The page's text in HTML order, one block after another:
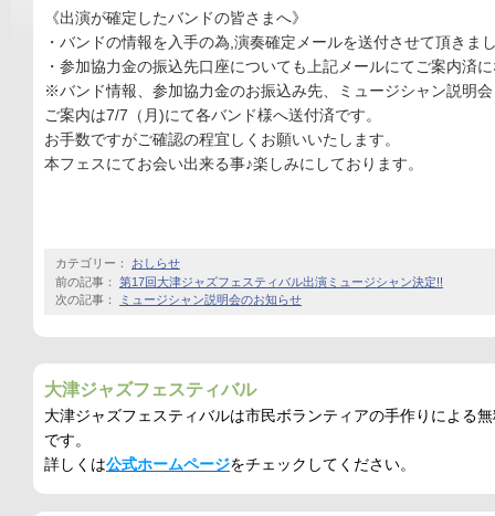
《出演が確定したバンドの皆さまへ》
・バンドの情報を入手の為,演奏確定メールを送付させて頂きま
・参加協力金の振込先口座についても上記メールにてご案内済
※バンド情報、参加協力金のお振込み先、ミュージシャン説明
ご案内は7/7（月)にて各バンド様へ送付済です。
お手数ですがご確認の程宜しくお願いいたします。
本フェスにてお会い出来る事♪楽しみにしております。
カテゴリー： おしらせ
前の記事： 第17回大津ジャズフェスティバル出演ミュージシャン決定!!
次の記事：
ミュージシャン説明会のお知らせ
大津ジャズフェスティバル
大津ジャズフェスティバルは市民ボランティアの手作りによる
です。
詳しくは公式ホームページをチェックしてください。